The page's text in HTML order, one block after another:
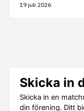
19 juli 2026
Skicka in
Skicka in en
din förening. Ditt